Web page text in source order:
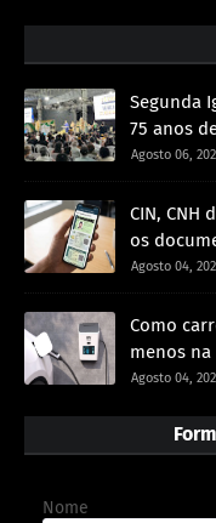
Segunda
75 anos
Agosto 06,
CIN, CNH
os
Agosto 04,
Como
menos
Agosto 04,
Nome